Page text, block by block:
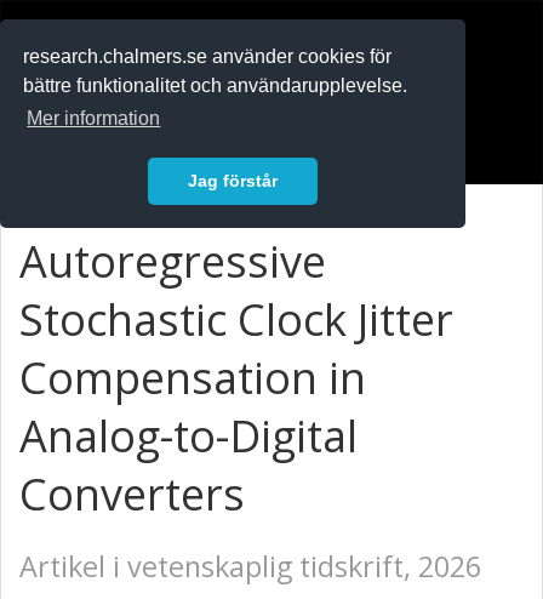
research.chalmers.se använder cookies för
bättre funktionalitet och användarupplevelse.
Mer information
Jag förstår
Autoregressive
Stochastic Clock Jitter
Compensation in
Analog-to-Digital
Converters
Artikel i vetenskaplig tidskrift, 2026